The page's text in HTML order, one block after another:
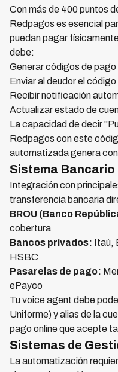
Con más de 400 puntos
Redpagos es esencial
puedan pagar
debe:
Generar códigos de
Enviar al deudor el
Recibir notificación
Actualizar estado de
La capacidad de decir
Redpagos con este
automatizada genera
Sistema Bancario
Integración con
transferencia bancaria
BROU (Banco
cobertura
Bancos privados: Itaú,
HSBC
Pasarelas de pago:
ePayco
Tu voice agent debe
Uniforme) y alias de la
pago online que acepte
Sistemas de
La automatización